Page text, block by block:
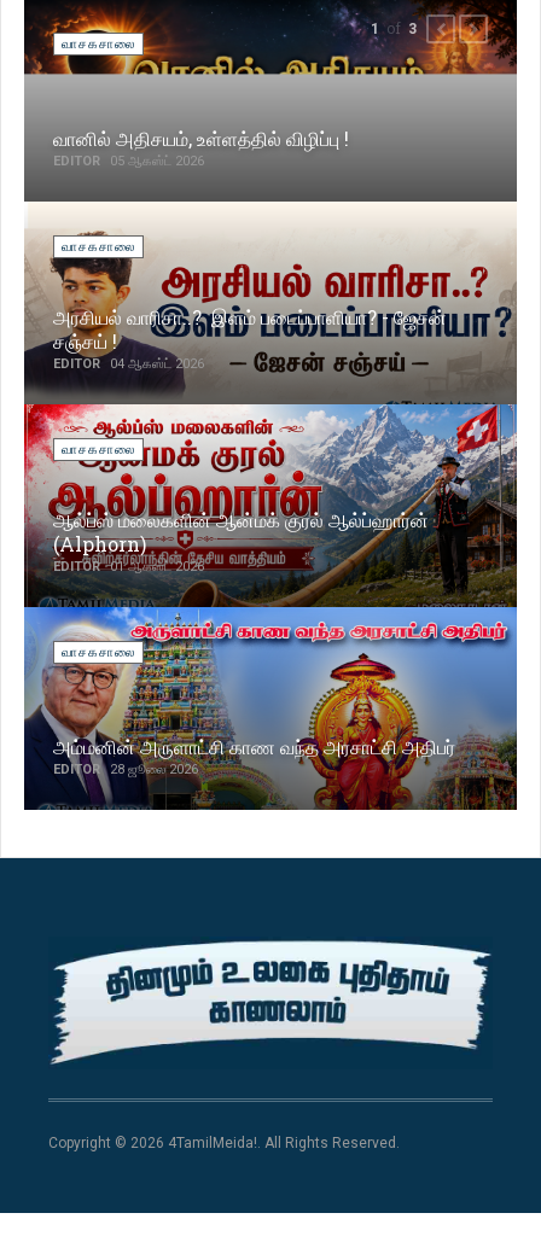
வாசகசாலை
வானில் அதிசயம், உள்ளத்தில் விழிப்பு !
EDITOR 05 ஆகஸ்ட் 2026
வாசகசாலை
அரசியல் வாரிசா..? இளம் படைப்பாளியா? - ஜேசன்
சஞ்சய் !
EDITOR 04 ஆகஸ்ட் 2026
வாசகசாலை
ஆல்ப்ஸ் மலைகளின் ஆன்மக் குரல் ஆல்ப்ஹார்ன்
(Alphorn)
EDITOR 01 ஆகஸ்ட் 2026
வாசகசாலை
அம்மனின் அருளாட்சி காண வந்த அரசாட்சி அதிபர்
EDITOR 28 ஜூலை 2026
1 of3 PREVIOUS
NEXT
Copyright © 2026 4TamilMeida!. All Rights Reserved.